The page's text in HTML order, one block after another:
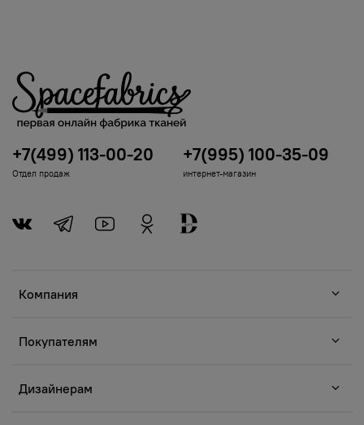
Компания
Покупателям
Дизайнерам
+7(499) 113-00-20
Отдел продаж
+7(995) 100-35-09
интернет-магазин